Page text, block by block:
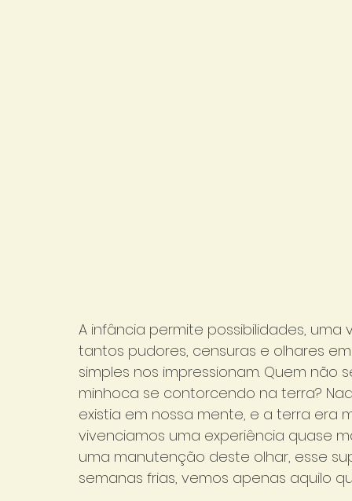
A infância permite possibilidades,
tantos pudores, censuras e olhares
simples nos impressionam. Quem não
minhoca se contorcendo na terra?
existia em nossa mente, e a terra era
vivenciamos uma experiência quase
uma manutenção deste olhar, esse
semanas frias, vemos apenas aquilo